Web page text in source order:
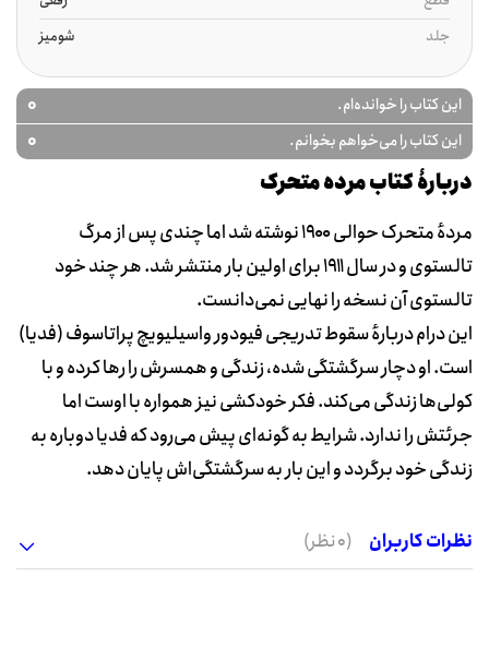
جلد
شومیز
این کتاب را خوانده‌ام. 0
این کتاب را می‌خواهم بخوانم. 0
دربارۀ کتاب مرده متحرک
مردهٔ متحرک حوالی ۱۹۰۰ نوشته شد اما چندی پس از مرگ
تالستوی و در سال ۱۹۱۱ برای اولین بار منتشر شد‌. هر چند خود
تالستوی آن نسخه را نهایی نمی‌دانست.
این درام دربارهٔ سقوط تدریجی فیودور واسیلیویچ پراتاسوف (فدیا)
است. او دچار سرگشتگی شده، زندگی و همسرش را رها کرده و با
کولی‌ها زندگی می‌کند. فکر خودکشی نیز همواره با اوست اما
جرئتش را ندارد. شرایط به گونه‌ای پیش می‌رود که فدیا دوباره به
زندگی خود برگردد و این بار به سرگشتگی‌اش پایان دهد.
نظرات کاربران (0 نظر)